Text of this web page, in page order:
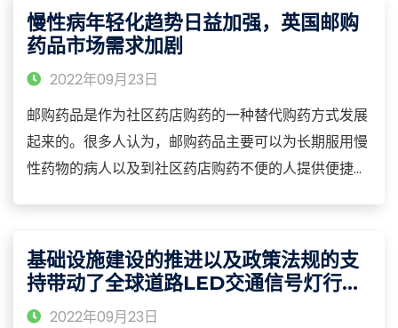
上银行是在网络上的虚拟银行柜台。
慢性病年轻化趋势日益加强，英国邮购
药品市场需求加剧
2022年09月23日
邮购药品是作为社区药店购药的一种替代购药方式发展
起来的。很多人认为，邮购药品主要可以为长期服用慢
性药物的病人以及到社区药店购药不便的人提供便捷，
基础设施建设的推进以及政策法规的支
持带动了全球道路LED交通信号灯行业
的发展
2022年09月23日